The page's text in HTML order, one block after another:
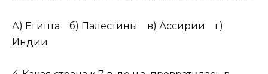
А) Египта б) Палестины в) Ассирии г)
Индии